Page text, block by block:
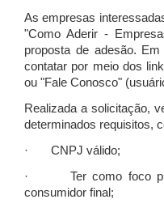
As empresas
"Como Aderir -
proposta de adesão.
contatar por meio dos
ou "Fale Conosco"
Realizada a solicitação,
determinados requisitos,
· CNPJ válido;
· Ter como foco
consumidor final;